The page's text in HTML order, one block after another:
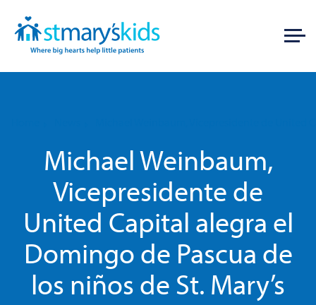
Michael Weinbaum,
Vicepresidente de
United Capital alegra el
Domingo de Pascua de
los niños de St. Mary’s